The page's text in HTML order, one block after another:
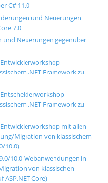
C# 11.0
und Neuerungen
7.0
und Neuerungen gegenüber
Entwicklerworkshop
.NET Framework zu
Entscheiderworkshop
.NET Framework zu
Entwicklerworkshop mit allen
Migration von klassischem
10.0)
10.0-Webanwendungen in
von klassischen
ASP.NET Core)